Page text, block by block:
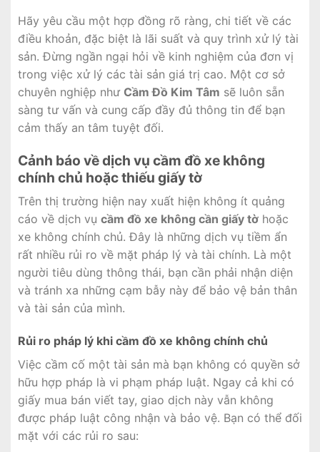
Hãy yêu cầu một hợp đồng rõ ràng, chi tiết về các
điều khoản, đặc biệt là lãi suất và quy trình xử lý tài
sản. Đừng ngần ngại hỏi về kinh nghiệm của đơn vị
trong việc xử lý các tài sản giá trị cao. Một cơ sở
chuyên nghiệp như Cầm Đồ Kim Tâm sẽ luôn sẵn
sàng tư vấn và cung cấp đầy đủ thông tin để bạn
cảm thấy an tâm tuyệt đối.
Cảnh báo về dịch vụ cầm đồ xe không
chính chủ hoặc thiếu giấy tờ
Trên thị trường hiện nay xuất hiện không ít quảng
cáo về dịch vụ cầm đồ xe không cần giấy tờ hoặc
xe không chính chủ. Đây là những dịch vụ tiềm ẩn
rất nhiều rủi ro về mặt pháp lý và tài chính. Là một
người tiêu dùng thông thái, bạn cần phải nhận diện
và tránh xa những cạm bẫy này để bảo vệ bản thân
và tài sản của mình.
Rủi ro pháp lý khi cầm đồ xe không chính chủ
Việc cầm cố một tài sản mà bạn không có quyền sở
hữu hợp pháp là vi phạm pháp luật. Ngay cả khi có
giấy mua bán viết tay, giao dịch này vẫn không
được pháp luật công nhận và bảo vệ. Bạn có thể đối
mặt với các rủi ro sau: